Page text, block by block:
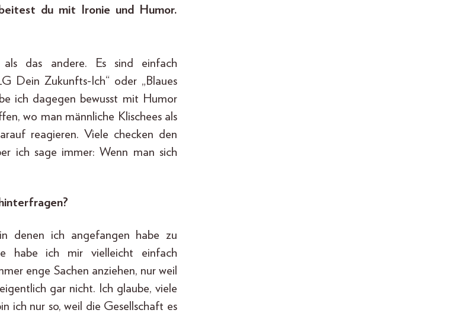
du mit Ironie und Humor.
das andere. Es sind einfach
Dein Zukunfts-Ich“ oder „Blaues
ich dagegen bewusst mit Humor
wo man männliche Klischees als
reagieren. Viele checken den
ich sage immer: Wenn man sich
denen ich angefangen habe zu
habe ich mir vielleicht einfach
enge Sachen anziehen, nur weil
gar nicht. Ich glaube, viele
ich nur so, weil die Gesellschaft es